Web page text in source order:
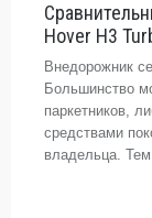
Hover H3
Внедорожник
Большинство
паркетников,
средствами
владельца.